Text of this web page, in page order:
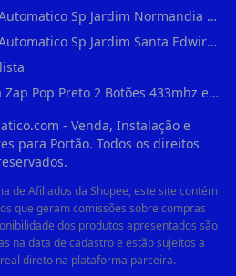
Bairros Atendidos Portao Automatico Sp Jardim Normandia Guarulhos Sp Motor Para Portao Automatico Eletronico
Bairros Atendidos Portao Automatico Sp Jardim Santa Edwirges Guarulhos Sp Motor Para Portao Automatico Eletronico
Kit 4 Controle Remoto Ppa Zap Pop Preto 2 Botões 433mhz em Pari
- Venda, Instalação e
para Portão. Todos os direitos
de Afiliados da Shopee, este site contém
que geram comissões sobre compras
dos produtos apresentados são
na data de cadastro e estão sujeitos a
direto na plataforma parceira.